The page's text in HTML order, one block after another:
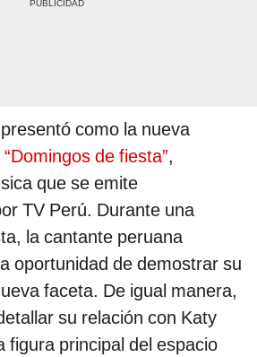
como la nueva
“Domingos de fiesta”,
que se emite
TV Perú. Durante una
la cantante peruana
oportunidad de demostrar su
faceta. De igual manera,
su relación con Katy
figura principal del espacio